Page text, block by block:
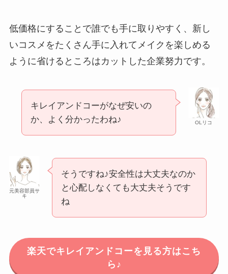
低価格にすることで誰でも手に取りやすく、新し
いコスメをたくさん手に入れてメイクを楽しめる
ように省けるところはカットした企業努力です。
OLリコ
キレイアンドコーがなぜ安いの
か、よく分かったわね♪
元美容部員サ
キ
そうですね♪安全性は大丈夫なのか
と心配しなくても大丈夫そうです
ね
楽天でキレイアンドコーを見る方はこち
ら♪